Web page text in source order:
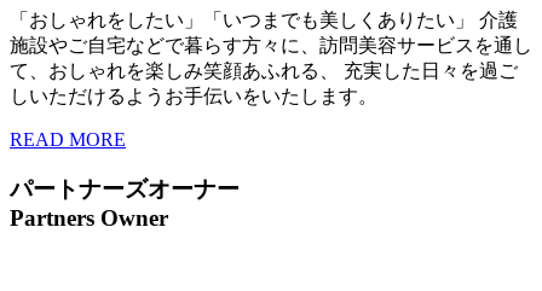
「おしゃれをしたい」「いつまでも美しくありたい」 介護
施設やご自宅などで暮らす方々に、訪問美容サービスを通し
て、おしゃれを楽しみ笑顔あふれる、 充実した日々を過ご
しいただけるようお手伝いをいたします。
READ MORE
パートナーズオーナー
Partners Owner